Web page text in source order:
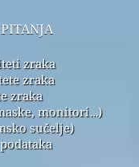
zraka
zraka
zraka
monitori…)
sučelje)